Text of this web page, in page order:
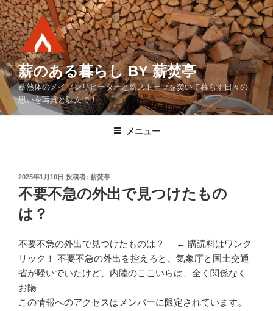
コ
ン
テ
ン
ツ
へ
キ
薪のある暮らし BY 薪焚亭
蓄熱体のメイソンリヒーターと薪ストーブを焚いて暮らす日々の
思いを写真と駄文で！
メニュー
投
稿
日:
2025年1月10日 投稿者: 薪焚亭
不要不急の外出で見つけたもの
は？
不要不急の外出で見つけたものは？ ← 購読料はワンク
リック！ 不要不急の外出を控えろと、気象庁と国土交通
省が騒いでいたけど、内陸のここいらは、全く関係なく
お陽
この情報へのアクセスはメンバーに限定されています。